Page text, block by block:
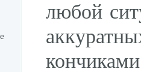
любой